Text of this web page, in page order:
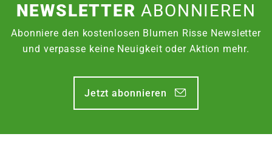
NEWSLETTERABONNIEREN
Abonniere den kostenlosen Blumen Risse Newsletter
und verpasse keine Neuigkeit oder Aktion mehr.
Jetzt abonnieren